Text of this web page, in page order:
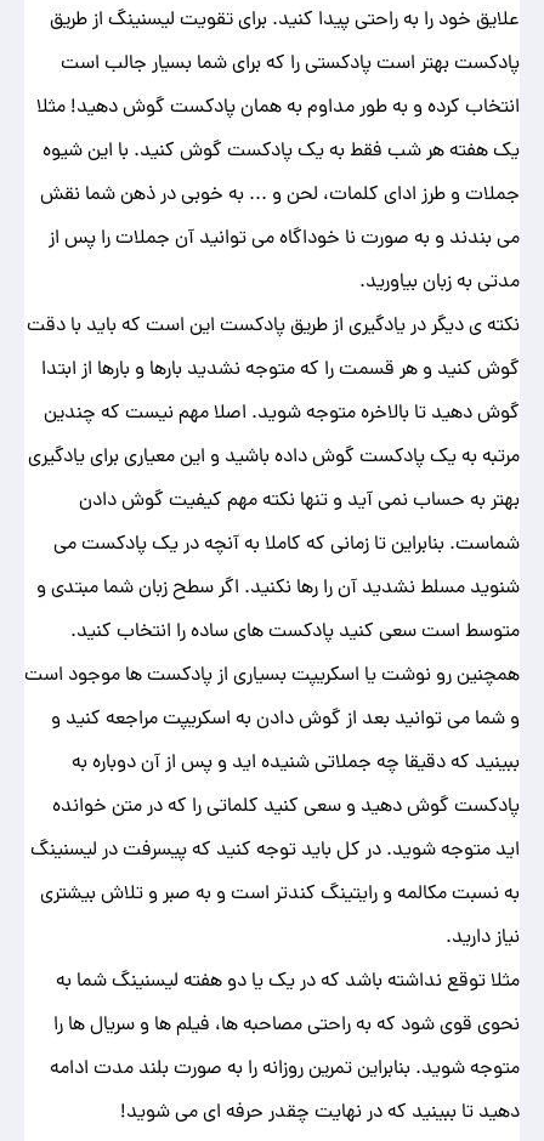
علایق خود را به راحتی پیدا کنید. برای تقویت لیسنینگ از طریق
پادکست بهتر است پادکستی را که برای شما بسیار جالب است
انتخاب کرده و به طور مداوم به همان پادکست گوش دهید! مثلا
یک هفته هر شب فقط به یک پادکست گوش کنید. با این شیوه
جملات و طرز ادای کلمات، لحن و ... به خوبی در ذهن شما نقش
می بندند و به صورت نا خوداگاه می توانید آن جملات را پس از
مدتی به زبان بیاورید.
نکته ی دیگر در یادگیری از طریق پادکست این است که باید با دقت
گوش کنید و هر قسمت را که متوجه نشدید بارها و بارها از ابتدا
گوش دهید تا بالاخره متوجه شوید. اصلا مهم نیست که چندین
مرتبه به یک پادکست گوش داده باشید و این معیاری برای یادگیری
بهتر به حساب نمی آید و تنها نکته مهم کیفیت گوش دادن
شماست. بنابراین تا زمانی که کاملا به آنچه در یک پادکست می
شنوید مسلط نشدید آن را رها نکنید. اگر سطح زبان شما مبتدی و
متوسط است سعی کنید پادکست های ساده را انتخاب کنید.
همچنین رو نوشت یا اسکریپت بسیاری از پادکست ها موجود است
و شما می توانید بعد از گوش دادن به اسکریپت مراجعه کنید و
ببینید که دقیقا چه جملاتی شنیده اید و پس از آن دوباره به
پادکست گوش دهید و سعی کنید کلماتی را که در متن خوانده
اید متوجه شوید. در کل باید توجه کنید که پیسرفت در لیسنینگ
به نسبت مکالمه و رایتینگ کندتر است و به صبر و تلاش بیشتری
نیاز دارید.
مثلا توقع نداشته باشد که در یک یا دو هفته لیسنینگ شما به
نحوی قوی شود که به راحتی مصاحبه ها، فیلم ها و سریال ها را
متوجه شوید. بنابراین تمرین روزانه را به صورت بلند مدت ادامه
دهید تا ببینید که در نهایت چقدر حرفه ای می شوید!